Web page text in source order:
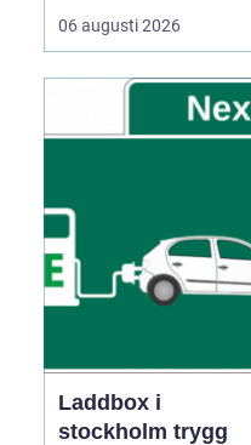
vardagen och umgås
utan stress. Oavsett om
husvagn eller tält
handlar Camping ofta
06 augusti 2026
Laddbox i
stockholm trygg